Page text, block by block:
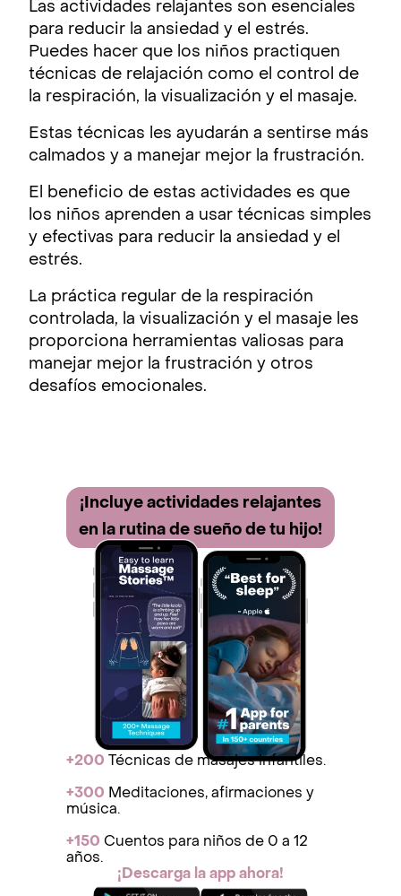
Las actividades relajantes son esenciales
para reducir la ansiedad y el estrés.
Puedes hacer que los niños practiquen
técnicas de relajación como el control de
la respiración, la visualización y el masaje.
Estas técnicas les ayudarán a sentirse más
calmados y a manejar mejor la frustración.
El beneficio de estas actividades es que
los niños aprenden a usar técnicas simples
y efectivas para reducir la ansiedad y el
estrés.
La práctica regular de la respiración
controlada, la visualización y el masaje les
proporciona herramientas valiosas para
manejar mejor la frustración y otros
desafíos emocionales.
¡Incluye activida des relajantes
en la rutina de sueño de tu hijo!
+200 Técnicas de masajes infantiles.
+300 Meditaciones, afirmaciones y
música.
+150 Cuentos para niños de 0 a 12
años.
¡Descarga la app ahora!